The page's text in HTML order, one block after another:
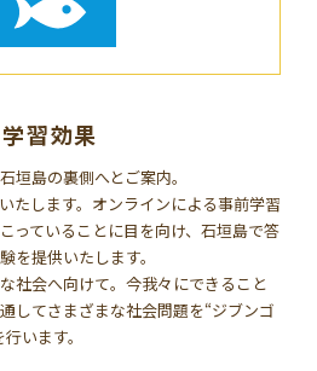
習効果
垣島の裏側へとご案内。
たします。オンラインによる事前学習
っていることに目を向け、石垣島で答
を提供いたします。
社会へ向けて。今我々にできること
してさまざまな社会問題を“ジブンゴ
います。